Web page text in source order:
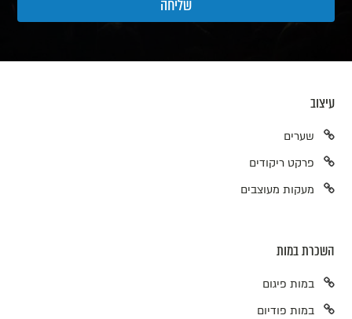
עיצוב
שערים
פרקט ריקודים
מעקות מעוצבים
השכרת במות
במות פיגום
במות פודיום